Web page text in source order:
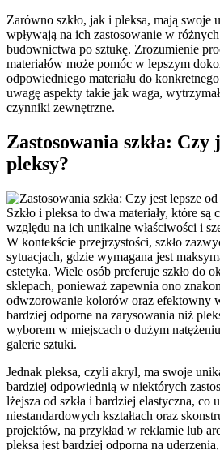
Zarówno szkło, jak i pleksa, mają swoje
wpływają na ich zastosowanie w
budownictwa po sztukę. Zrozumienie
materiałów może pomóc w lepszym
odpowiedniego materiału do
uwagę aspekty takie jak waga,
czynniki zewnętrzne.
Zastosowania szkła: Czy
pleksy?
Szkło i pleksa to dwa materiały, które są
względu na ich unikalne właściwości i
W kontekście przejrzystości, szkło
sytuacjach, gdzie wymagana jest
estetyka. Wiele osób preferuje szkło do
sklepach, ponieważ zapewnia ono
odwzorowanie kolorów oraz efektowny
bardziej odporne na zarysowania niż
wyborem w miejscach o dużym
galerie sztuki.
Jednak pleksa, czyli akryl, ma swoje
bardziej odpowiednią w niektórych
lżejsza od szkła i bardziej elastyczna, co
niestandardowych kształtach oraz
projektów, na przykład w reklamie lub
pleksa jest bardziej odporna na